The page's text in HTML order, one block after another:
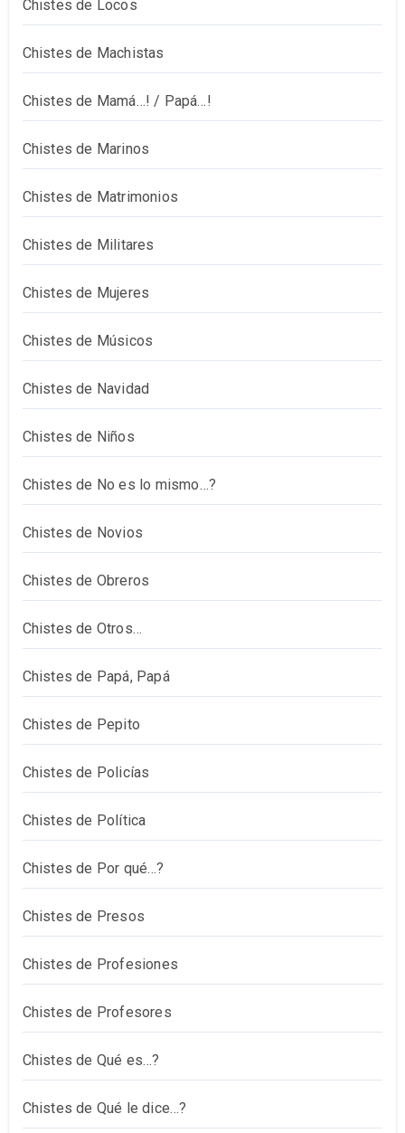
Chistes de Locos
Chistes de Machistas
Chistes de Mamá…! / Papá…!
Chistes de Marinos
Chistes de Matrimonios
Chistes de Militares
Chistes de Mujeres
Chistes de Músicos
Chistes de Navidad
Chistes de Niños
Chistes de No es lo mismo…?
Chistes de Novios
Chistes de Obreros
Chistes de Otros…
Chistes de Papá, Papá
Chistes de Pepito
Chistes de Policías
Chistes de Política
Chistes de Por qué…?
Chistes de Presos
Chistes de Profesiones
Chistes de Profesores
Chistes de Qué es…?
Chistes de Qué le dice…?